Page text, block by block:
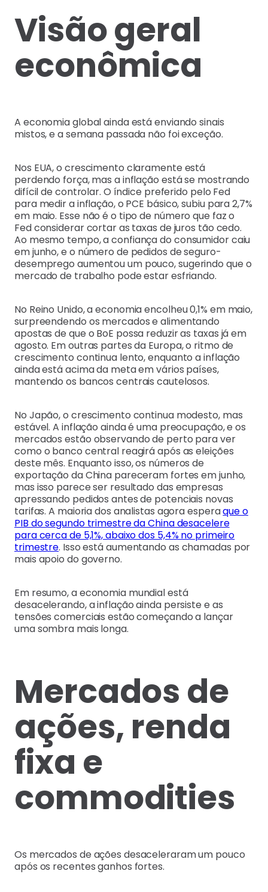
Visão geral
econômica
A economia global ainda está enviando sinais
mistos, e a semana passada não foi exceção.
Nos EUA, o crescimento claramente está
perdendo força, mas a inflação está se mostrando
difícil de controlar. O índice preferido pelo Fed
para medir a inflação, o PCE básico, subiu para 2,7%
em maio. Esse não é o tipo de número que faz o
Fed considerar cortar as taxas de juros tão cedo.
Ao mesmo tempo, a confiança do consumidor caiu
em junho, e o número de pedidos de seguro-
desemprego aumentou um pouco, sugerindo que o
mercado de trabalho pode estar esfriando.
No Reino Unido, a economia encolheu 0,1% em maio,
surpreendendo os mercados e alimentando
apostas de que o BoE possa reduzir as taxas já em
agosto. Em outras partes da Europa, o ritmo de
crescimento continua lento, enquanto a inflação
ainda está acima da meta em vários países,
mantendo os bancos centrais cautelosos.
No Japão, o crescimento continua modesto, mas
estável. A inflação ainda é uma preocupação, e os
mercados estão observando de perto para ver
como o banco central reagirá após as eleições
deste mês. Enquanto isso, os números de
exportação da China pareceram fortes em junho,
mas isso parece ser resultado das empresas
apressando pedidos antes de potenciais novas
tarifas. A maioria dos analistas agora esperaque o
PIB do segundo trimestre da China desacelere
para cerca de 5,1%, abaixo dos 5,4% no primeiro
trimestre. Isso está aumentando as chamadas por
mais apoio do governo.
Em resumo, a economia mundial está
desacelerando, a inflação ainda persiste e as
tensões comerciais estão começando a lançar
uma sombra mais longa.
Mercados de
ações, renda
fixa e
commodities
Os mercados de ações desaceleraram um pouco
após os recentes ganhos fortes.